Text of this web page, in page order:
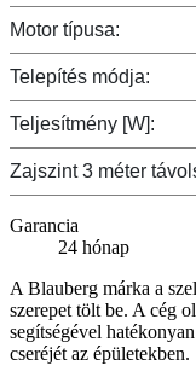
Motor típusa:
Telepítés módja:
Teljesítmény [W]:
Zajszint 3 méter
Garancia
24 hónap
A Blauberg márka a
szerepet tölt be. A cég
segítségével
cseréjét az épületekben.